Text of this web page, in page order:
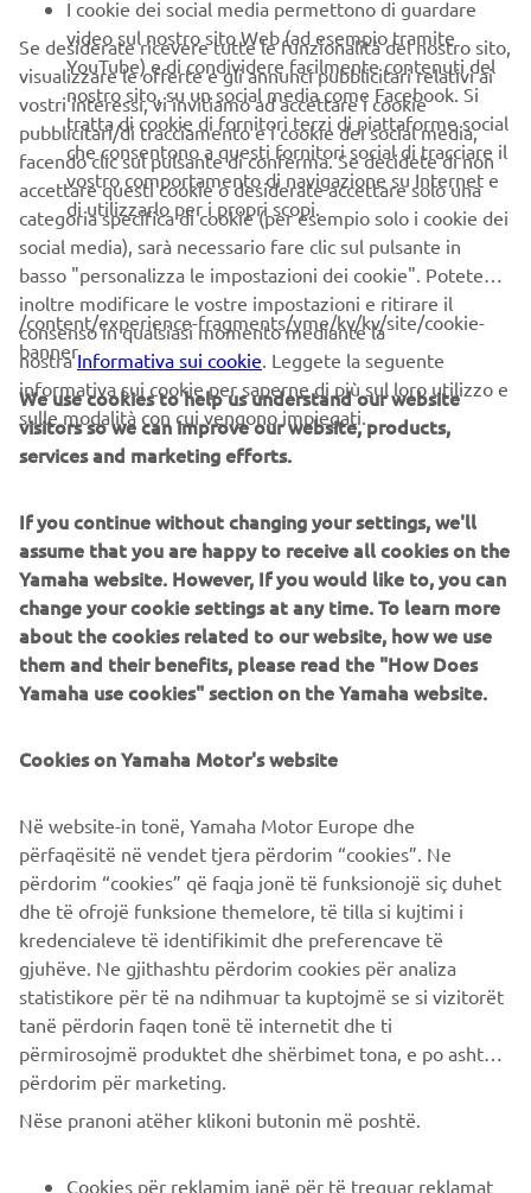
EXPW mode
HIGH mode
ECO mode
+ECO mode
AVANZATE
Per migliorare ulteriormente il tuo stile di guida in sella, il
Display C può mostrare informazioni aggiuntive
comunicando con applicazioni specifiche. Dopo aver
scaricato l'app sul tuo smartphone e aver seguito una
semplice procedura di configurazione, puoi goderti le
Disponibile su App Store e Google Play.
Wellfit e-kit connection
Disponibile su App Store e Google Play.
I cookie dei social media permettono di guardare
video sul nostro sito Web (ad esempio tramite
YouTube) e di condividere facilmente contenuti del
nostro sito, su un social media come Facebook. Si
tratta di cookie di fornitori terzi di piattaforme social
che consentono a questi fornitori social di tracciare il
vostro comportamento di navigazione su Internet e
di utilizzarlo per i propri scopi.
Se desiderate ricevere tutte le funzionalità del nostro sito,
visualizzare le offerte e gli annunci pubblicitari relativi ai
vostri interessi, vi invitiamo ad accettare i cookie
pubblicitari/di tracciamento e i cookie dei social media,
facendo clic sul pulsante di conferma. Se decidete di non
accettare questi cookie o desiderate accettare solo una
categoria specifica di cookie (per esempio solo i cookie dei
social media), sarà necessario fare clic sul pulsante in
basso "personalizza le impostazioni dei cookie". Potete
inoltre modificare le vostre impostazioni e ritirare il
consenso in qualsiasi momento mediante la
nostraInformativa sui cookie. Leggete la seguente
informativa sui cookie per saperne di più sul loro utilizzo e
sulle modalità con cui vengono impiegati.
/content/experience-fragments/yme/kv/kv/site/cookie-
banner
We use cookies to help us understand our website
visitors so we can improve our website, products,
services and marketing efforts.
If you continue without changing your settings, we'll
assume that you are happy to receive all cookies on the
Yamaha website. However, If you would like to, you can
change your cookie settings at any time. To learn more
about the cookies related to our website, how we use
them and their benefits, please read the "How Does
Yamaha use cookies" section on the Yamaha website.
Cookies on Yamaha Motor's website
Në website-in tonë, Yamaha Motor Europe dhe
përfaqësitë në vendet tjera përdorim “cookies”. Ne
përdorim “cookies” që faqja jonë të funksionojë siç duhet
dhe të ofrojë funksione themelore, të tilla si kujtimi i
kredencialeve të identifikimit dhe preferencave të
gjuhëve. Ne gjithashtu përdorim cookies për analiza
statistikore për të na ndihmuar ta kuptojmë se si vizitorët
tanë përdorin faqen tonë të internetit dhe ti
përmirosojmë produktet dhe shërbimet tona, e po ashtu ti
përdorim për marketing.
Nëse pranoni atëher klikoni butonin më poshtë.
Cookies për reklamim janë për të treguar reklamat